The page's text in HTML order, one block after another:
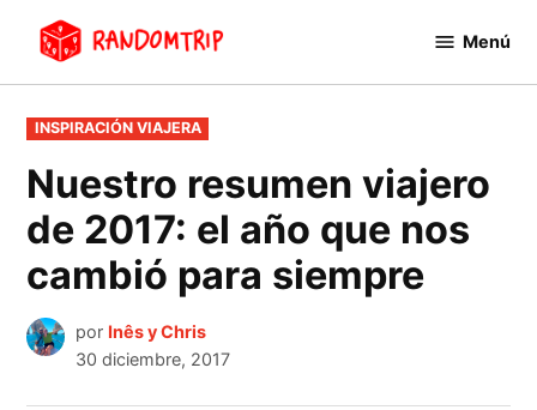
contenido
Menú
PUBLICADO
EN
INSPIRACIÓN VIAJERA
Nuestro resumen viajero
de 2017: el año que nos
cambió para siempre
por Inês y Chris
30 diciembre, 2017